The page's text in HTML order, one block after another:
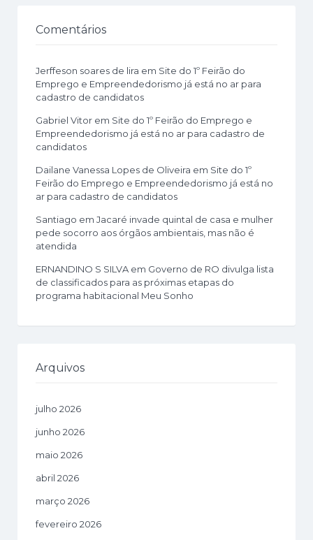
Comentários
Jerffeson soares de lira em Site do 1º Feirão do
Emprego e Empreendedorismo já está no ar para
cadastro de candidatos
Gabriel Vitor em Site do 1º Feirão do Emprego e
Empreendedorismo já está no ar para cadastro de
candidatos
Dailane Vanessa Lopes de Oliveira em Site do 1º
Feirão do Emprego e Empreendedorismo já está no
ar para cadastro de candidatos
Santiago em Jacaré invade quintal de casa e mulher
pede socorro aos órgãos ambientais, mas não é
atendida
ERNANDINO S SILVA em Governo de RO divulga lista
de classificados para as próximas etapas do
programa habitacional Meu Sonho
Arquivos
julho 2026
junho 2026
maio 2026
abril 2026
março 2026
fevereiro 2026